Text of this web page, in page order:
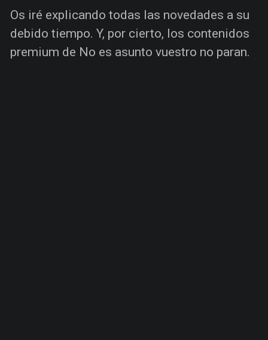
Os iré explicando todas las novedades a su
debido tiempo. Y, por cierto, los contenidos
premium de No es asunto vuestro no paran.